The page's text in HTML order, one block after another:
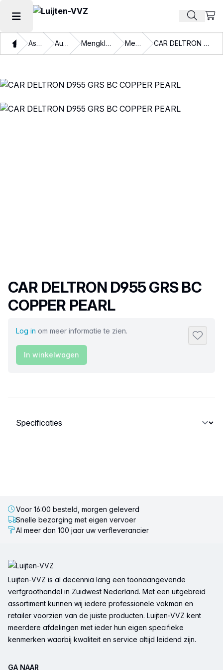
Hoofdmenu openen Zoek
ThuisAssortiment Autolakken Mengkleuren en binders Mengkleuren CAR DELTRON D955 GRS BC COPPER PEARL
Productnaam
CAR DELTRON D955 GRS BC
COPPER PEARL
Log in om meer informatie te zien.
In winkelwagen
Selecteer een tabblad
Voor 16:00 besteld, morgen geleverd
Snelle bezorging met eigen vervoer
Al meer dan 100 jaar uw verfleverancier
Luijten-VVZ is al decennia lang een toonaangevende
verfgroothandel in Zuidwest Nederland. Met een uitgebreid
assortiment kunnen wij iedere professionele vakman en
retailer voorzien van de juiste producten. Luijten-VVZ kent
meerdere afdelingen met ieder hun eigen specifieke
kenmerken waarbij kwaliteit en service altijd leidend zijn.
GA NAAR